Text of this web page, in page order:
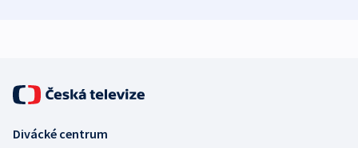
Divácké centrum